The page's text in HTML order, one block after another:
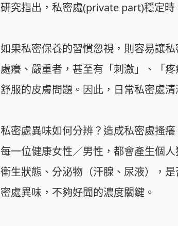
研究指出，私密處(private part)穩定
如果私密保養的習慣忽視，則容易讓
處癢、嚴重者，甚至有「刺激」、「
舒服的皮膚問題。因此，日常私密處
私密處異味如何分辨？造成私密處搔
每一位健康女性／男性，都會產生個
衛生狀態、分泌物（汗腺、尿液），
密處異味，不夠好聞的濃度關鍵。